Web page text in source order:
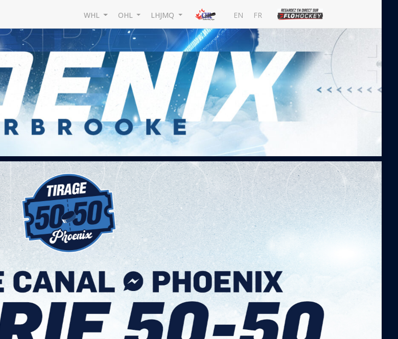
WHL OHL LHJMQ EN FR